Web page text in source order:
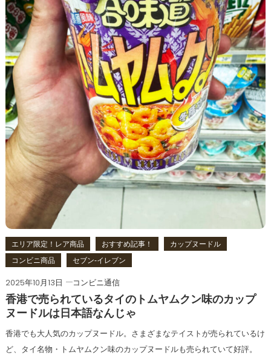
エリア限定！レア商品 おすすめ記事！
カップヌードル
コンビニ商品
セブン‐イレブン
2025年10月13日
コンビニ通信
香港で売られているタイのトムヤムクン味のカップ
ヌードルは日本語なんじゃ
香港でも大人気のカップヌードル。さまざまなテイストが売られているけ
ど、タイ名物・トムヤムクン味のカップヌードルも売られていて好評。